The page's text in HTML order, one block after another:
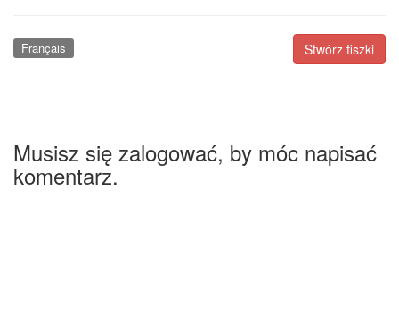
Stwórz fiszki
Français
Musisz się zalogować, by móc napisać
komentarz.